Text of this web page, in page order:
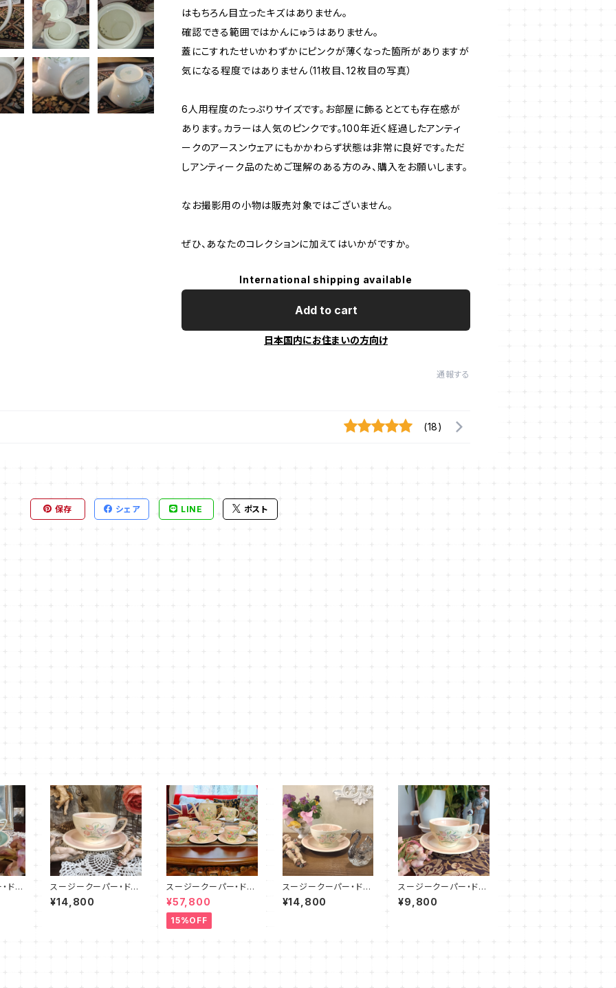
はもちろん目立ったキズはありません。
確認できる範囲ではかんにゅうはありません。
蓋にこすれたせいかわずかにピンクが薄くなった箇所がありますが
気になる程度ではありません（11枚目、12枚目の写真）
6人用程度のたっぷりサイズです。お部屋に飾るととても存在感が
あります。カラーは人気のピンクです。100年近く経過したアンティ
ークのアースンウェアにもかかわらず状態は非常に良好です。ただ
しアンティーク品のためご理解のある方のみ、購入をお願いします。
なお撮影用の小物は販売対象ではございません。
ぜひ、あなたのコレクションに加えてはいかがですか。
International shipping available
Add to cart
日本国内にお住まいの方向け
通報する
(18)
保存 シェア LINE ポスト
ドレ
スージークーパー・ドレ
スデンスプレイ・C&S
（ピンク）SCDR0052
¥14,800
スージークーパー・ドレ
スデンスプレイ・フルセ
ット（ピンク）SCDR900
3
¥57,800
15%OFF
スージークーパー・ドレ
スデンスプレイ・C&S
（ピンク）SCDR0083
¥14,800
スージークーパー・ドレ
スデンスプレイ・C&S
（ピンク）SCDR0053
¥9,800